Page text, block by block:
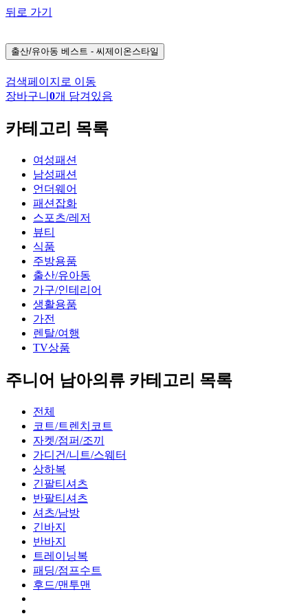
뒤로 가기
출산/유아동 베스트 - 씨제이온스타일
검색페이지로 이동
장바구니 0개 담겨있음
카테고리 목록
여성패션
남성패션
언더웨어
패션잡화
스포츠/레저
뷰티
식품
주방용품
출산/유아동
가구/인테리어
생활용품
가전
렌탈/여행
TV상품
주니어 남아의류 카테고리 목록
전체
코트/트렌치코트
자켓/점퍼/조끼
가디건/니트/스웨터
상하복
긴팔티셔츠
반팔티셔츠
셔츠/남방
긴바지
반바지
트레이닝복
패딩/점프수트
후드/맨투맨